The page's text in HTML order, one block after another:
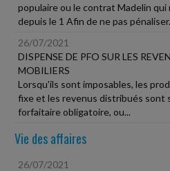
populaire ou le contrat Madelin qui
depuis le 1 Afin de ne pas
26/07/2021
DISPENSE DE PFO SUR LES
MOBILIERS
Lorsqu'ils sont imposables, les
fixe et les revenus distribués sont
forfaitaire obligatoire, ou...
Vie des affaires
26/07/2021